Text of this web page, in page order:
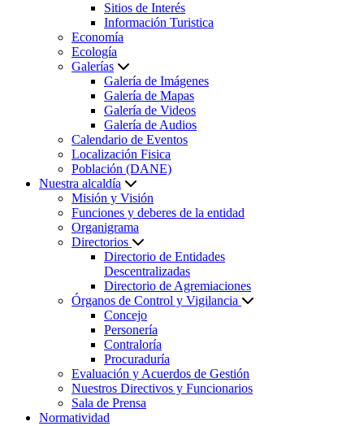
Sitios de Interés
Información Turistica
Economía
Ecología
Galerías
Galería de Imágenes
Galería de Mapas
Galería de Videos
Galería de Audios
Calendario de Eventos
Localización Fisica
Población (DANE)
Nuestra alcaldía
Misión y Visión
Funciones y deberes de la entidad
Organigrama
Directorios
Directorio de Entidades
Descentralizadas
Directorio de Agremiaciones
Órganos de Control y Vigilancia
Concejo
Personería
Contraloría
Procuraduría
Evaluación y Acuerdos de Gestión
Nuestros Directivos y Funcionarios
Sala de Prensa
Normatividad